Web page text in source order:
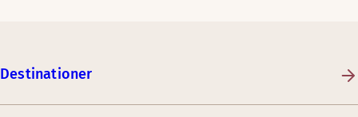
Destinationer